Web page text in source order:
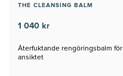
THE CLEANSING BALM
1 040 kr
Återfuktande rengöringsbalm för
ansiktet